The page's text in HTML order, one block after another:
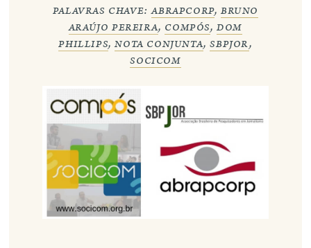
contato
busca
palavras chave:abrapcorp,bruno
araújo pereira, compós,dom
phillips,nota conjunta,sbpjor,
socicom